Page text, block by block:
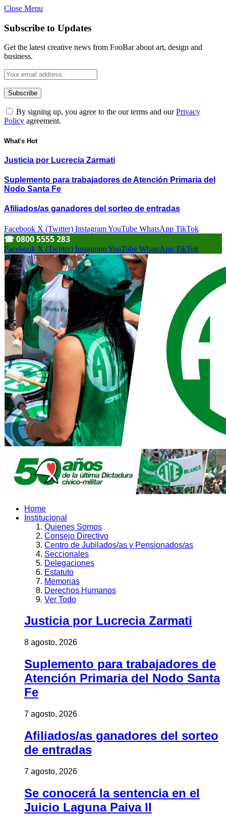
Close Menu
Subscribe to Updates
Get the latest creative news from FooBar about art, design and
business.
By signing up, you agree to the our terms and ourPrivacy
Policy agreement.
What's Hot
Justicia por Lucrecia Zarmati
Suplemento para trabajadores de Atención Primaria del
Nodo Santa Fe
Afiliados/as ganadores del sorteo de entradas
Facebook X (Twitter) InstagramYouTube WhatsApp TikTok
☎︎ 0800 5555 283
Facebook X (Twitter) InstagramYouTube WhatsApp TikTok
Home
Institucional
Quienes Somos
Consejo Directivo
Centro de Jubilados/as y Pensionados/as
Seccionales
Delegaciones
Estatuto
Memorias
Derechos Humanos
Ver Todo
Justicia por Lucrecia Zarmati
8 agosto, 2026
Suplemento para trabajadores de
Atención Primaria del Nodo Santa
Fe
7 agosto, 2026
Afiliados/as ganadores del sorteo
de entradas
7 agosto, 2026
Se conocerá la sentencia en el
Juicio Laguna Paiva II